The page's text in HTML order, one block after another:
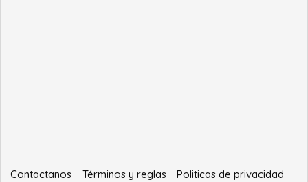
Contactanos Términos y reglas
Politicas de privacidad